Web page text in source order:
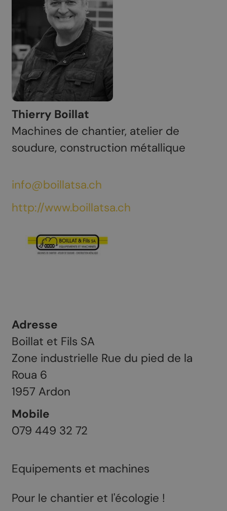
Thierry Boillat
Machines de chantier, atelier de
soudure, construction métallique
info@boillatsa.ch
http://www.boillatsa.ch
Adresse
Boillat et Fils SA
Zone industrielle Rue du pied de la
Roua 6
1957 Ardon
Mobile
079 449 32 72
Equipements et machines
Pour le chantier et l'écologie !